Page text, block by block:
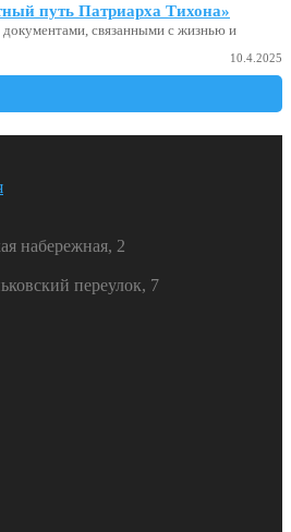
путь Патриарха Тихона»
связанными с жизнью и
10.4.2025
набережная, 2
переулок, 7